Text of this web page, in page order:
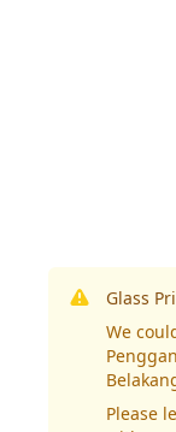
Glass
We
Please